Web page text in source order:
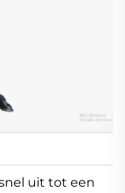
uit tot een